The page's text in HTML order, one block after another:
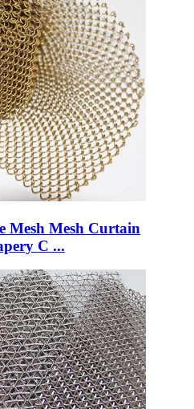
Mesh Mesh Curtain
C ...